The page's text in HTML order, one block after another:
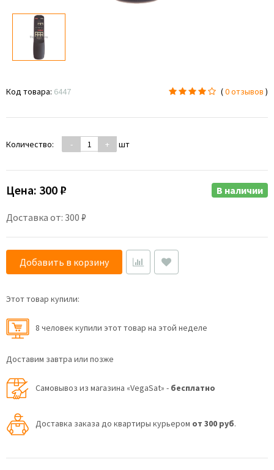
Код товара: 6447 (0 отзывов )
Количество: - + шт
Цена: 300 ₽
Доставка от: 300 ₽
В наличии
Добавить в корзину
Этот товар купили:
8 человек купили этот товар на этой неделе
Доставим завтра или позже
Самовывоз из магазина «VegaSat» - бесплатно
Доставка заказа до квартиры курьером от 300 руб.